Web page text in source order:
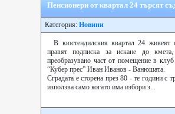
Пенсионери от квартал 24 търсят
Категория: Новини
В кюстендилския квартал 24 живеят
правят подписка за искане до
преобразувано част от помещение в
“Кубер прес” Иван Иванов - Ванюшата.
Сградата е сторена през 80 - те години с
използва само когато има избори з...